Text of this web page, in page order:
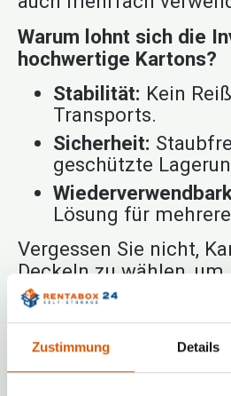
Zustimmung Details
Warum lohnt sich die
hochwertige Kartons?
Stabilität: Kein
Transports.
Sicherheit:
geschützte
Lösung für
Vergessen Sie nicht,
Deckeln zu wählen, um
Gegenstände vor
Beschädigungen zu
Gewicht und